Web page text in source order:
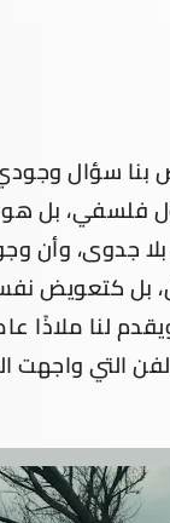
بنا سؤال
بلا جدوى،
بل كتعويض
لنا
التي